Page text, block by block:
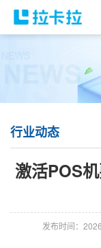
行业动态
激活POS
发布时间：